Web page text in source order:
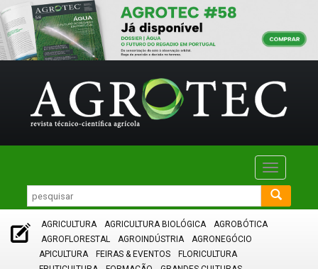
Toggle
AGRICULTURA AGRICULTURA BIOLÓGICA
AGROBÓTICA
AGROFLORESTAL
AGROINDÚSTRIA
AGRONEGÓCIO
APICULTURA
FEIRAS & EVENTOS
FLORICULTURA